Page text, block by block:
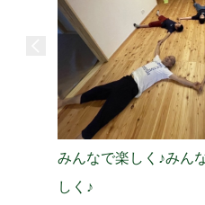
みんなで楽しく♪みん
しく♪